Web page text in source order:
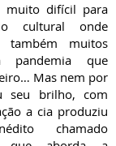
difícil para
cultural onde
também muitos
pandemia que
Mas nem por
seu brilho, com
a cia produziu
chamado